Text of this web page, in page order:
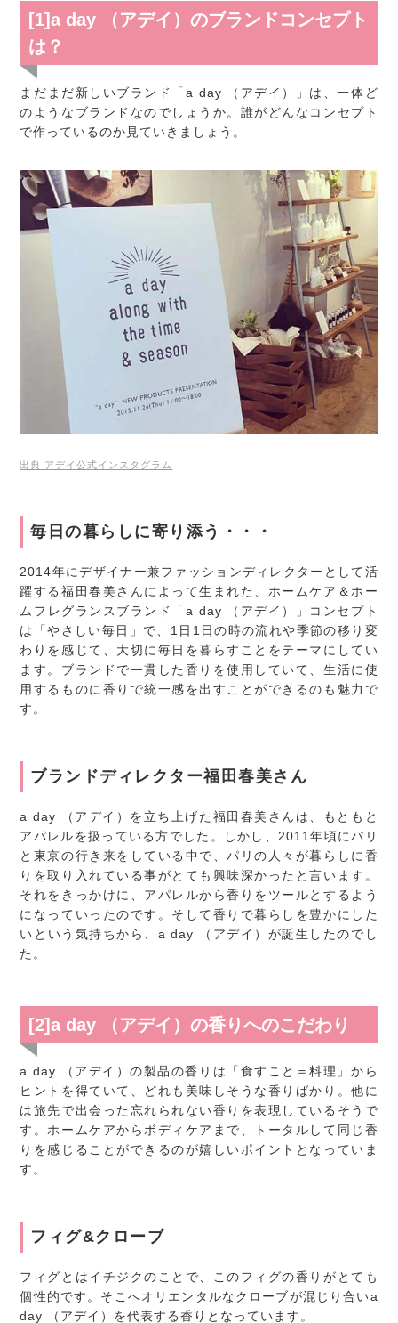
[1]a day （アデイ）のブランドコンセプト
は？
まだまだ新しいブランド「a day （アデイ）」は、一体ど
のようなブランドなのでしょうか。誰がどんなコンセプト
で作っているのか見ていきましょう。
出典 アデイ公式インスタグラム
毎日の暮らしに寄り添う・・・
2014年にデザイナー兼ファッションディレクターとして活
躍する福田春美さんによって生まれた、ホームケア＆ホー
ムフレグランスブランド「a day （アデイ）」コンセプト
は「やさしい毎日」で、1日1日の時の流れや季節の移り変
わりを感じて、大切に毎日を暮らすことをテーマにしてい
ます。ブランドで一貫した香りを使用していて、生活に使
用するものに香りで統一感を出すことができるのも魅力で
す。
ブランドディレクター福田春美さん
a day （アデイ）を立ち上げた福田春美さんは、もともと
アパレルを扱っている方でした。しかし、2011年頃にパリ
と東京の行き来をしている中で、パリの人々が暮らしに香
りを取り入れている事がとても興味深かったと言います。
それをきっかけに、アパレルから香りをツールとするよう
になっていったのです。そして香りで暮らしを豊かにした
いという気持ちから、a day （アデイ）が誕生したのでし
た。
[2]a day （アデイ）の香りへのこだわり
a day （アデイ）の製品の香りは「食すこと＝料理」から
ヒントを得ていて、どれも美味しそうな香りばかり。他に
は旅先で出会った忘れられない香りを表現しているそうで
す。ホームケアからボディケアまで、トータルして同じ香
りを感じることができるのが嬉しいポイントとなっていま
す。
フィグ&クローブ
フィグとはイチジクのことで、このフィグの香りがとても
個性的です。そこへオリエンタルなクローブが混じり合いa
day （アデイ）を代表する香りとなっています。